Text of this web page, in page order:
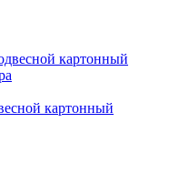
картонный